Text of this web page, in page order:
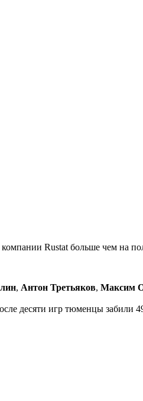
Rustat больше чем на
, Антон Третьяков, Максим
десяти игр тюменцы забили